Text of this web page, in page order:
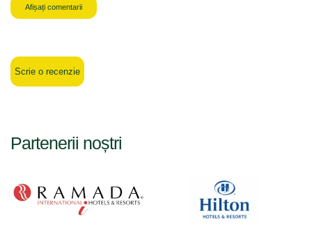
Afișați comentarii
Scrie o recenzie
Partenerii noștri